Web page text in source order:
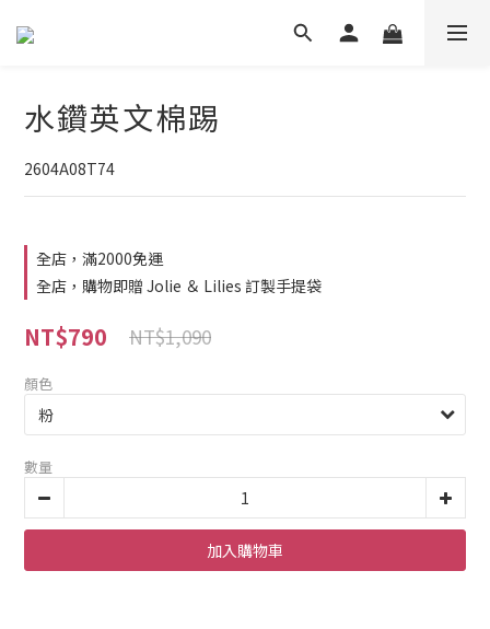
水鑽英文棉踢
2604A08T74
全店，滿2000免運
全店，購物即贈 Jolie ＆ Lilies 訂製手提袋
NT$790 NT$1,090
顏色
數量
加入購物車